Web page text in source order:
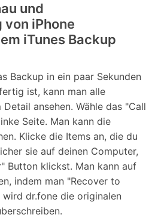
und
iPhone
iTunes Backup
Backup in ein paar Sekunden
ist, kann man alle
ansehen. Wähle das "Call
Seite. Man kann die
Klicke die Items an, die du
sie auf deinen Computer,
Button klickst. Man kann auf
indem man "Recover to
dr.fone die originalen